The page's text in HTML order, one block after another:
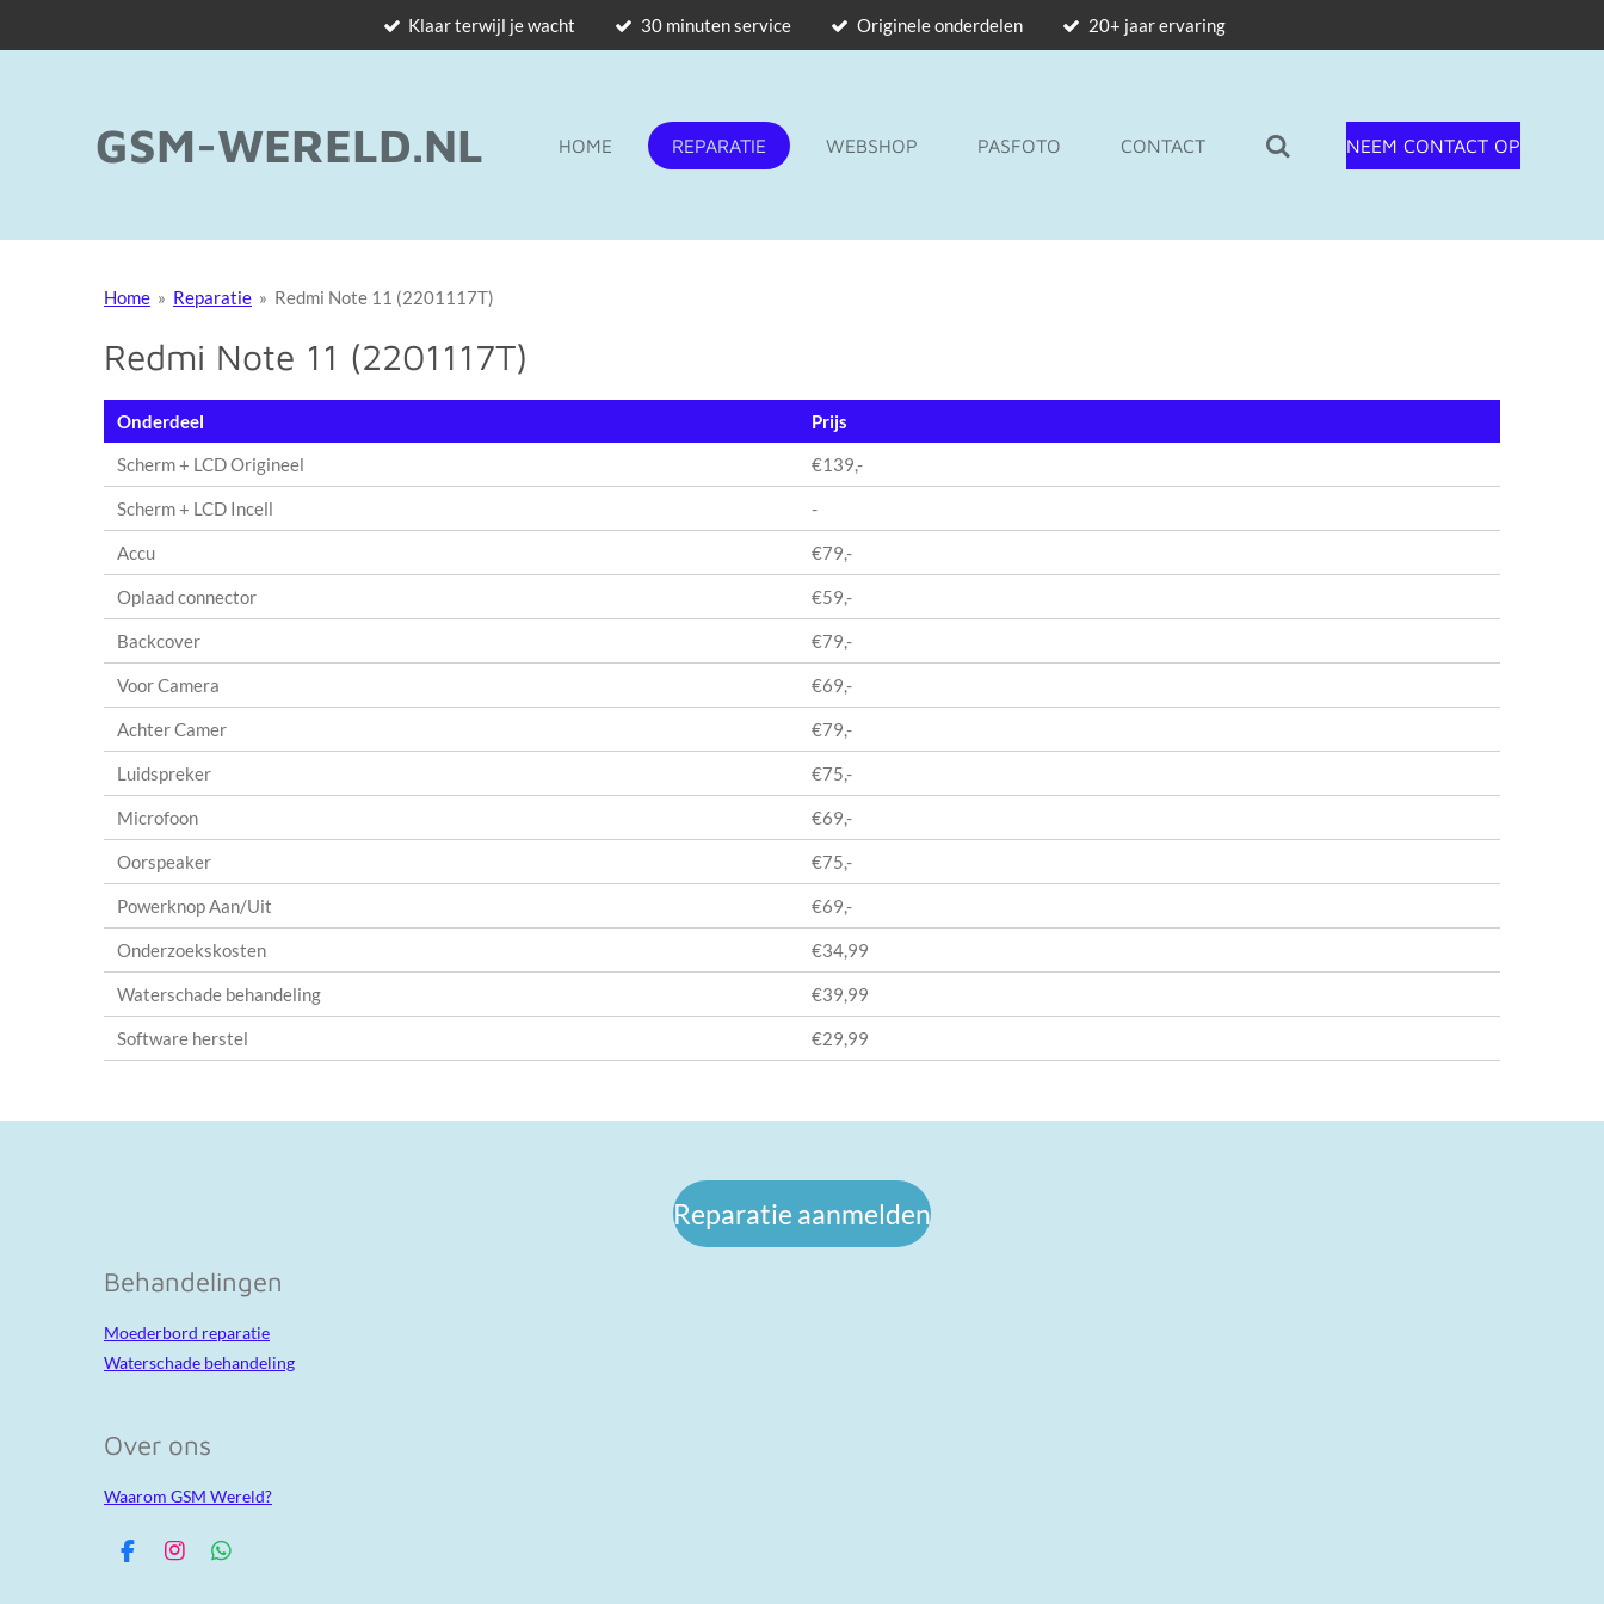
hoofdinhoud
Klaar terwijl je wacht 30 minuten service Originele onderdelen 20+ jaar ervaring
GSM-WERELD.NL HOME REPARATIE WEBSHOP PASFOTO CONTACT NEEM CONTACT OP
Home » Reparatie » Redmi Note 11 (2201117T)
Redmi Note 11 (2201117T)
Onderdeel
Prijs
Scherm + LCD Origineel
€139,-
Scherm + LCD Incell -
Accu €79,-
Oplaad connector €59,-
Backcover €79,-
Voor Camera €69,-
Achter Camer €79,-
Luidspreker €75,-
Microfoon €69,-
Oorspeaker €75,-
Powerknop Aan/Uit €69,-
Onderzoekskosten €34,99
Waterschade behandeling €39,99
Software herstel €29,99
Reparatie aanmelden
Behandelingen
Moederbord reparatie
Waterschade behandeling
Over ons
Waarom GSM Wereld?
F
I
W